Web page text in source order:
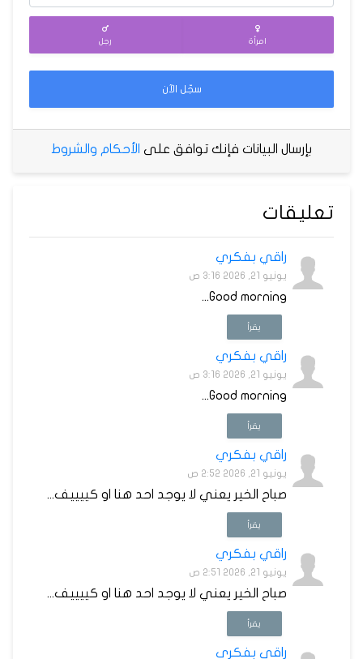
امرأة رجل
سجّل الآن
بإرسال البيانات فإنك توافق على الأحكام والشروط
تعليقات
راقي بفكري
يونيو 21, 2026 3:16 ص
Good morning...
يقرأ
راقي بفكري
يونيو 21, 2026 3:16 ص
Good morning...
يقرأ
راقي بفكري
يونيو 21, 2026 2:52 ص
صباح الخير يعني لا يوجد احد هنا او كييييف...
يقرأ
راقي بفكري
يونيو 21, 2026 2:51 ص
صباح الخير يعني لا يوجد احد هنا او كييييف...
يقرأ
راقي بفكري